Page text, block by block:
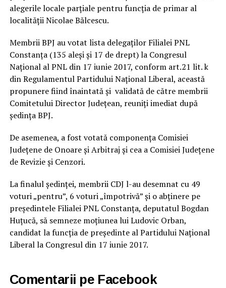
alegerile locale parțiale pentru funcția de primar al
localității Nicolae Bălcescu.
Membrii BPJ au votat lista delegaților Filialei PNL
Constanța (135 aleși și 17 de drept) la Congresul
Național al PNL din 17 iunie 2017, conform art.21 lit. k
din Regulamentul Partidului Național Liberal, această
propunere fiind înaintată și validată de către membrii
Comitetului Director Județean, reuniți imediat după
ședința BPJ.
De asemenea, a fost votată componența Comisiei
Județene de Onoare și Arbitraj și cea a Comisiei Județene
de Revizie și Cenzori.
La finalul ședinței, membrii CDJ l-au desemnat cu 49
voturi „pentru”, 6 voturi „împotrivă” și o abținere pe
președintele Filialei PNL Constanța, deputatul Bogdan
Huțucă, să semneze moțiunea lui Ludovic Orban,
candidat la funcția de președinte al Partidului Național
Liberal la Congresul din 17 iunie 2017.
Comentarii pe Facebook